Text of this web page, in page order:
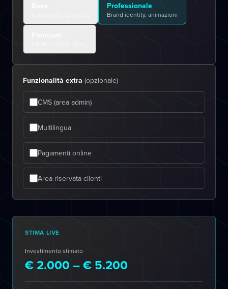
Base Professionale
Brand identity, animazioni
Premium
Effetti custom, unico
Funzionalità extra (opzionale)
CMS (area admin)
Multilingua
Pagamenti online
Area riservata clienti
STIMA LIVE
Investimento stimato
€ 2.000 – € 5.200